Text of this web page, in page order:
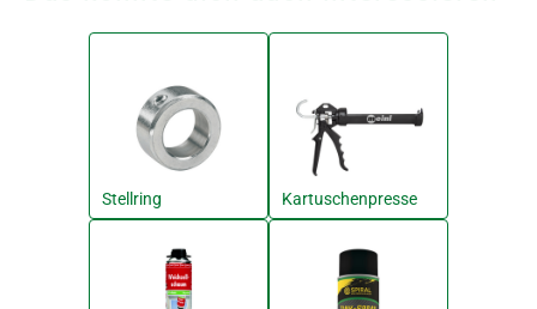
Stellring Kartuschenpresse